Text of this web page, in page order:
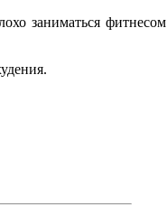
заниматься фитнесом